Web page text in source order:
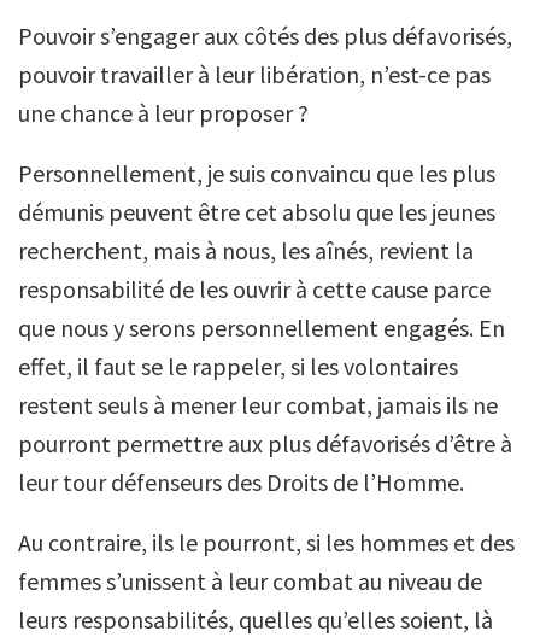
Pouvoir s’engager aux côtés des plus défavorisés,
pouvoir travailler à leur libération, n’est-ce pas
une chance à leur proposer ?
Personnellement, je suis convaincu que les plus
démunis peuvent être cet absolu que les jeunes
recherchent, mais à nous, les aînés, revient la
responsabilité de les ouvrir à cette cause parce
que nous y serons personnellement engagés. En
effet, il faut se le rappeler, si les volontaires
restent seuls à mener leur combat, jamais ils ne
pourront permettre aux plus défavorisés d’être à
leur tour défenseurs des Droits de l’Homme.
Au contraire, ils le pourront, si les hommes et des
femmes s’unissent à leur combat au niveau de
leurs responsabilités, quelles qu’elles soient, là